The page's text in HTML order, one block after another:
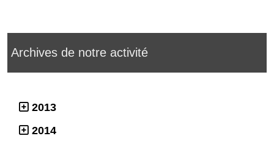
Archives de notre activité
2013
2014